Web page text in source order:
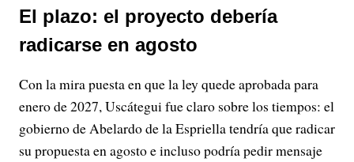
El plazo: el proyecto debería
radicarse en agosto
Con la mira puesta en que la ley quede aprobada para
enero de 2027, Uscátegui fue claro sobre los tiempos: el
gobierno de Abelardo de la Espriella tendría que radicar
su propuesta en agosto e incluso podría pedir mensaje